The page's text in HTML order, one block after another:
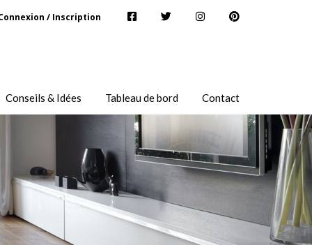
/ Inscription
Conseils & Idées Tableau de bord Contact